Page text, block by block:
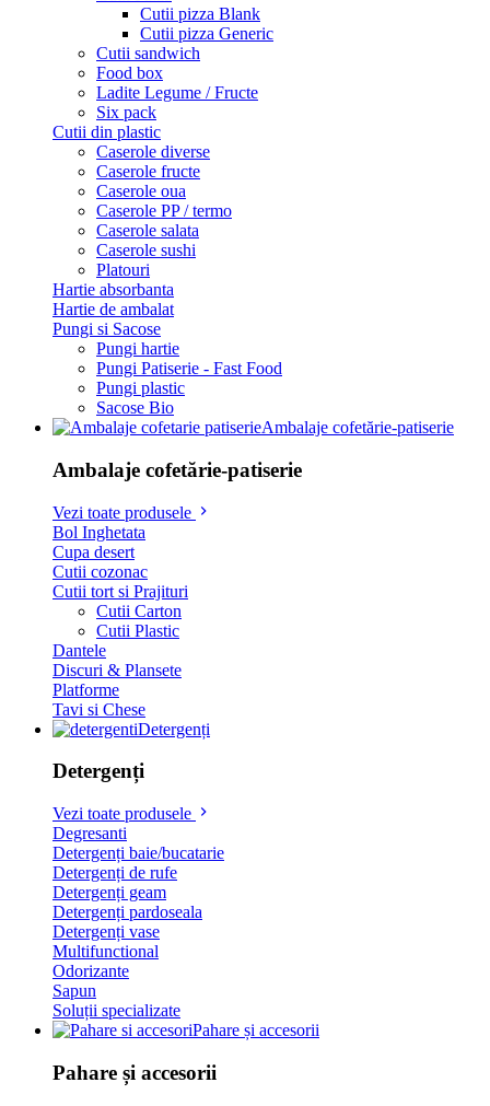
Cutii pizza Blank
Cutii pizza Generic
Cutii sandwich
Food box
Ladite Legume / Fructe
Six pack
Cutii din plastic
Caserole diverse
Caserole fructe
Caserole oua
Caserole PP / termo
Caserole salata
Caserole sushi
Platouri
Hartie absorbanta
Hartie de ambalat
Pungi si Sacose
Pungi hartie
Pungi Patiserie - Fast Food
Pungi plastic
Sacose Bio
Ambalaje cofetărie-patiserie
Ambalaje cofetărie-patiserie
Vezi toate produsele
Bol Inghetata
Cupa desert
Cutii cozonac
Cutii tort si Prajituri
Cutii Carton
Cutii Plastic
Dantele
Discuri & Plansete
Platforme
Tavi si Chese
Detergenți
Detergenți
Vezi toate produsele
Degresanti
Detergenți baie/bucatarie
Detergenți de rufe
Detergenți geam
Detergenți pardoseala
Detergenți vase
Multifunctional
Odorizante
Sapun
Soluții specializate
Pahare și accesorii
Pahare și accesorii